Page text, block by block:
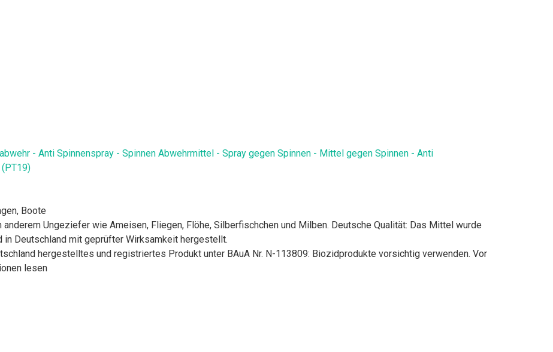
- Anti Spinnenspray - Spinnen Abwehrmittel - Spray gegen Spinnen - Mittel gegen Spinnen - Anti
Boote
Ungeziefer wie Ameisen, Fliegen, Flöhe, Silberfischchen und Milben. Deutsche Qualität: Das Mittel wurde
Deutschland mit geprüfter Wirksamkeit hergestellt.
hergestelltes und registriertes Produkt unter BAuA Nr. N-113809: Biozidprodukte vorsichtig verwenden. Vor
lesen